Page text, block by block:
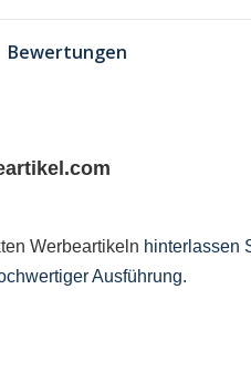
Bewertungen
Werbeartikeln hinterlassen
Ausführung.